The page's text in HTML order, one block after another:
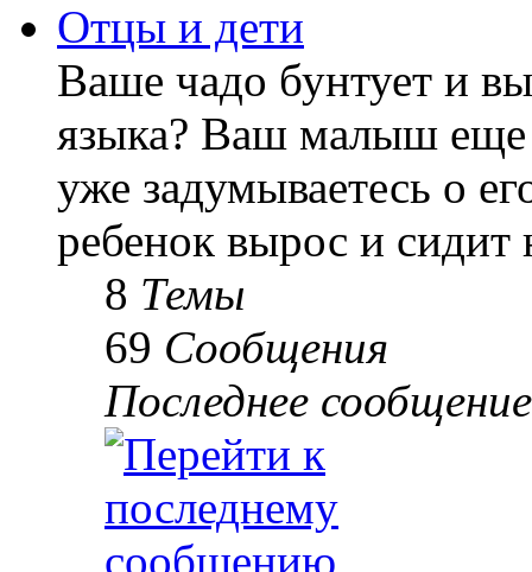
Отцы и дети
Ваше чадо бунтует и
языка? Ваш малыш еще
уже задумываетесь о
ребенок вырос и сидит
8 Темы
69 Сообщения
Последнее сообщение